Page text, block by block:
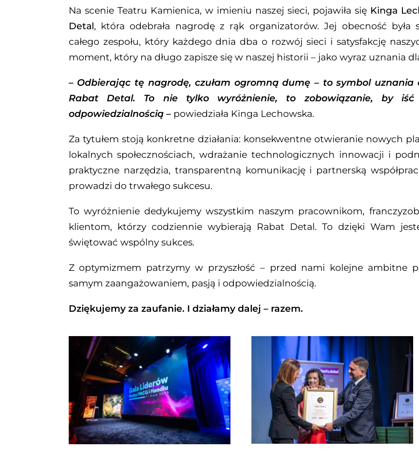
Na scenie Teatru Kamienica, w imieniu naszej sieci, pojawiła sięKinga
Detal, która odebrała nagrodę z rąk organizatorów. Jej obecność
całego zespołu, który każdego dnia dba o rozwój sieci i satysfakcję
moment, który na długo zapisze się w naszej historii – jako wyraz uznania
– Odbierając tę nagrodę, czułam ogromną dumę – to symbol uznania
Rabat Detal. To nie tylko wyróżnienie, to zobowiązanie, by
odpowiedzialnością –powiedziała Kinga Lechowska.
Za tytułem stoją konkretne działania: konsekwentne otwieranie nowych
lokalnych społecznościach, wdrażanie technologicznych innowacji i
praktyczne narzędzia, transparentną komunikację i partnerską
prowadzi do trwałego sukcesu.
To wyróżnienie dedykujemy wszystkim naszym pracownikom,
klientom, którzy codziennie wybierają Rabat Detal. To dzięki Wam
świętować wspólny sukces.
Z optymizmem patrzymy w przyszłość – przed nami kolejne ambitne
samym zaangażowaniem, pasją i odpowiedzialnością.
Dziękujemy za zaufanie. I działamy dalej – razem.